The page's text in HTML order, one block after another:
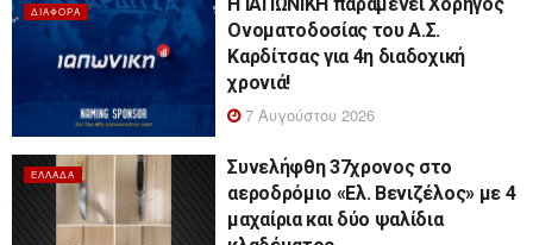
ΔΙΆΦΟΡΑ
Ονοματοδοσίας του Α.Σ.
Καρδίτσας για 4η διαδοχική
χρονιά!
7 Αυγούστου 2026
ΕΛΛΆΔΑ
Συνελήφθη 37χρονος στο
αεροδρόμιο «Ελ. Βενιζέλος» με 4
μαχαίρια και δύο ψαλίδια